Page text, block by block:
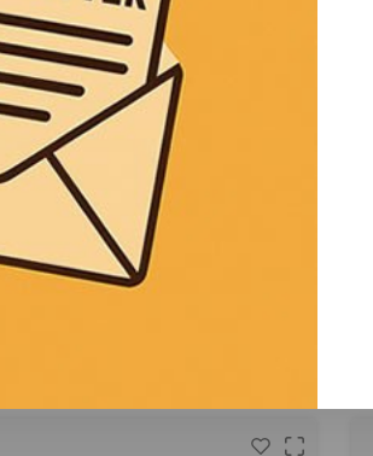
KSE-Lights
KSE‑Lights TL‑EX2‑120 | ATEX
Zone 1/21 LED Schijnwerper
13.200 lm
Explosieveilige LED-schijnwerper 120 W,
13.200 lm, 5000 K, IP66, ATEX zone 1/21.
Modulair, robuust en zeer geschikt voor
industriële omgevingen.
€905,85